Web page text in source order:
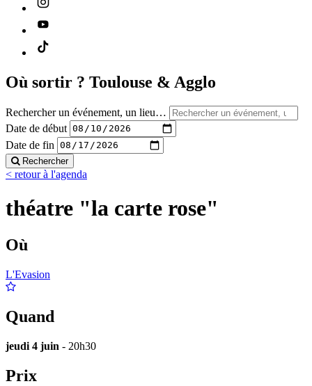
Où sortir ? Toulouse & Agglo
Rechercher un événement, un lieu…
Date de début
Date de fin
Rechercher
< retour à l'agenda
théatre "la carte rose"
Où
L'Evasion
Quand
jeudi 4 juin - 20h30
Prix